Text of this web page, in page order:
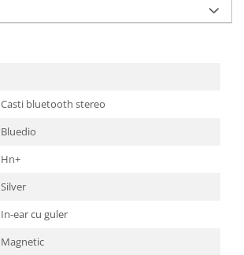
Casti bluetooth stereo
Bluedio
Hn+
Silver
In-ear cu guler
Magnetic